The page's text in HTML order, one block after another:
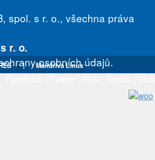
spol. s r. o., všechna práva
r. o.
osobních údajů.
| Mandriva Linux